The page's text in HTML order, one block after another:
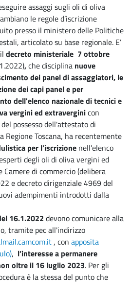
assaggi sugli oli di oliva
le regole d’iscrizione
presso il ministero delle Politiche
articolato su base regionale. E’
decreto ministeriale 7 ottobre
,che disciplina nuove
dei panel di assaggiatori, le
dei capi panel e per
dell'elenco nazionale di tecnici e
vergini ed extraverginicon
possesso dell'attestato di
Regione Toscana, ha recentemente
per l’iscrizione nell’elenco
degli oli di oliva vergini ed
di commercio(delibera
e decreto dirigenziale 4969 del
adempimenti introdotti dalla
16.1.2022 devono comunicare alla
tramite pec all'indirizzo
, con apposita
), l’interesse a permanere
oltre il 16 luglio 2023. Per gli
è la stessa del punto che